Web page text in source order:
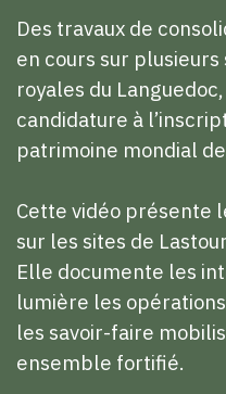
Des travaux de
en cours sur
royales du
candidature à
patrimoine mondial de
Cette vidéo présente
sur les sites de
Elle documente les
lumière les
les savoir-faire
ensemble fortifié.